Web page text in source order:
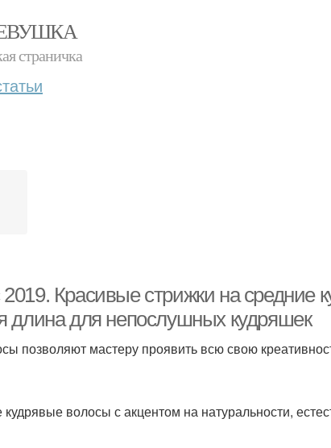
страничка
Красивые стрижки на средние
длина для непослушных кудряшек
позволяют мастеру проявить всю свою
волосы с акцентом на натуральности,